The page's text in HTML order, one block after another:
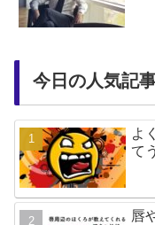
今日の人気記
よ
て
唇